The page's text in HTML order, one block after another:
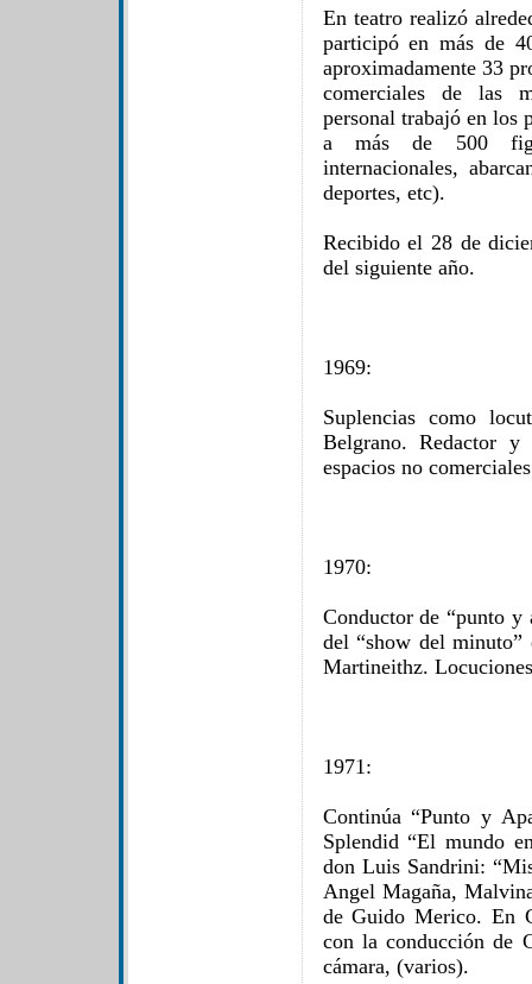
En teatro realizó
participó en más de
aproximadamente 33
comerciales de las
personal trabajó en los
a más de 500
internacionales,
deportes, etc).
Recibido el 28 de
del siguiente año.
1969:
Suplencias como
Belgrano. Redactor
espacios no
1970:
Conductor de “punto y
del “show del
Martineithz.
1971:
Continúa “Punto y
Splendid “El mundo
don Luis Sandrini:
Angel Magaña,
de Guido Merico. En
con la conducción de
cámara, (varios).